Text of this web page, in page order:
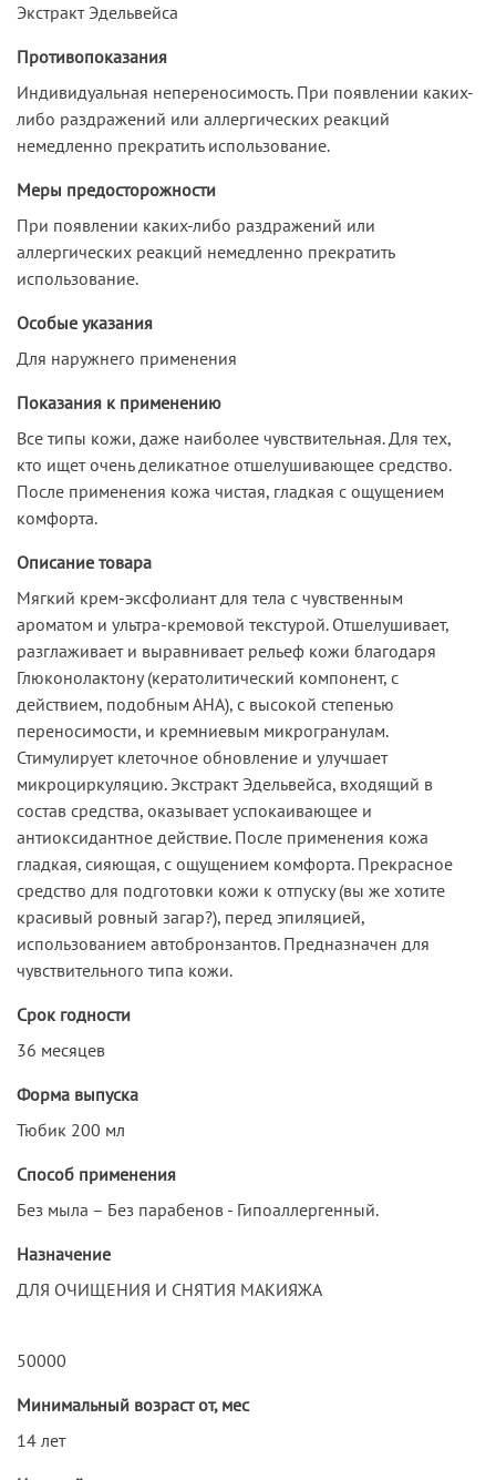
Экстракт Эдельвейса
Противопоказания
Индивидуальная непереносимость. При появлении каких-
либо раздражений или аллергических реакций
немедленно прекратить использование.
Меры предосторожности
При появлении каких-либо раздражений или
аллергических реакций немедленно прекратить
использование.
Особые указания
Для наружнего применения
Показания к применению
Все типы кожи, даже наиболее чувствительная. Для тех,
кто ищет очень деликатное отшелушивающее средство.
После применения кожа чистая, гладкая с ощущением
комфорта.
Описание товара
Мягкий крем-эксфолиант для тела с чувственным
ароматом и ультра-кремовой текстурой. Отшелушивает,
разглаживает и выравнивает рельеф кожи благодаря
Глюконолактону (кератолитический компонент, с
действием, подобным АНА), с высокой степенью
переносимости, и кремниевым микрогранулам.
Стимулирует клеточное обновление и улучшает
микроциркуляцию. Экстракт Эдельвейса, входящий в
состав средства, оказывает успокаивающее и
антиоксидантное действие. После применения кожа
гладкая, сияющая, с ощущением комфорта. Прекрасное
средство для подготовки кожи к отпуску (вы же хотите
красивый ровный загар?), перед эпиляцией,
использованием автобронзантов. Предназначен для
чувствительного типа кожи.
Срок годности
36 месяцев
Форма выпуска
Тюбик 200 мл
Способ применения
Без мыла – Без парабенов - Гипоаллергенный.
Назначение
ДЛЯ ОЧИЩЕНИЯ И СНЯТИЯ МАКИЯЖА
50000
Минимальный возраст от, мес
14 лет